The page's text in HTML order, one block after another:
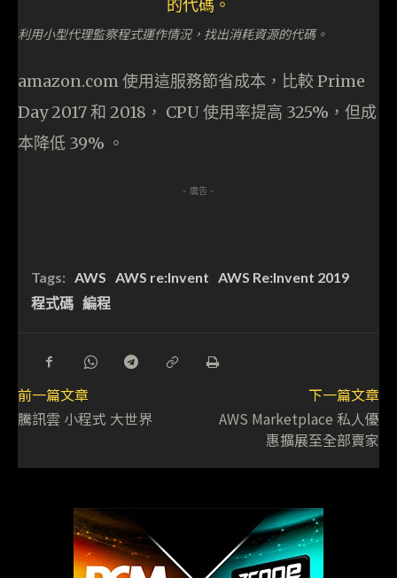
利用小型代理監察程式運作情況，找出消耗資源的代碼。
amazon.com 使用這服務節省成本，比較 Prime
Day 2017 和 2018， CPU 使用率提高 325%，但成
本降低 39% 。
- 廣告 -
Tags: AWS AWS re:Invent AWS Re:Invent 2019
程式碼 編程
前一篇文章
騰訊雲 小程式 大世界
下一篇文章
AWS Marketplace 私人優
惠擴展至全部賣家